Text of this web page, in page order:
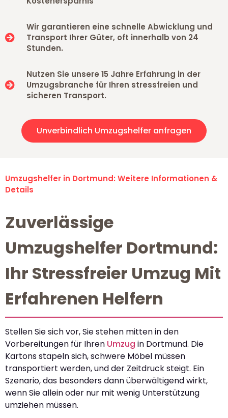
Wir garantieren eine schnelle Abwicklung und
Transport Ihrer Güter, oft innerhalb von 24
Stunden.
Nutzen Sie unsere 15 Jahre Erfahrung in der
Umzugsbranche für Ihren stressfreien und
sicheren Transport.
Unverbindlich Umzugshelfer anfragen
Umzugshelfer in Dortmund: Weitere Informationen &
Details
Zuverlässige
Umzugshelfer Dortmund:
Ihr Stressfreier Umzug Mit
Erfahrenen Helfern
Stellen Sie sich vor, Sie stehen mitten in den
Vorbereitungen für Ihren Umzug in Dortmund. Die
Kartons stapeln sich, schwere Möbel müssen
transportiert werden, und der Zeitdruck steigt. Ein
Szenario, das besonders dann überwältigend wirkt,
wenn Sie allein oder nur mit wenig Unterstützung
umziehen müssen.